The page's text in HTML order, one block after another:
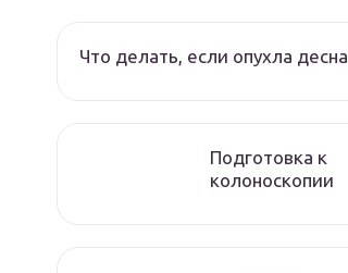
Что делать, если опухла десна
Подготовка к
колоноскопии